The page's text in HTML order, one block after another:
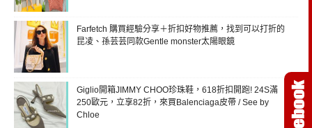
Farfetch 購買經驗分享＋折扣好物推薦，找到可以打折的
昆凌、孫芸芸同款Gentle monster太陽眼鏡
Giglio開箱JIMMY CHOO珍珠鞋，618折扣開跑! 24S滿
250歐元，立享82折，來買Balenciaga皮帶 / See by
Chloe